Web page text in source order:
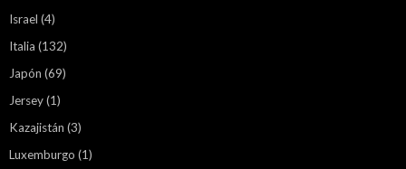
Israel (4)
Italia (132)
Japón (69)
Jersey(1)
Kazajistán (3)
Luxemburgo (1)